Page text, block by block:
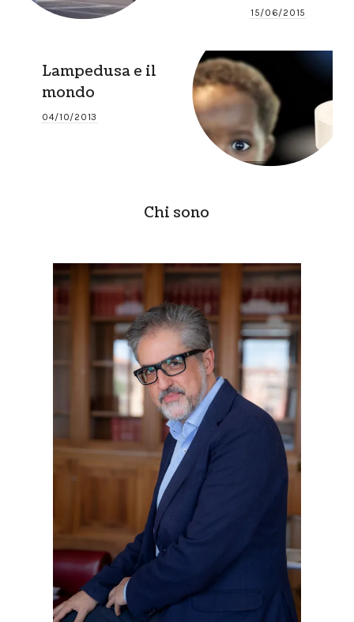
15/06/2015
Lampedusa e il
mondo
04/10/2013
Chi sono